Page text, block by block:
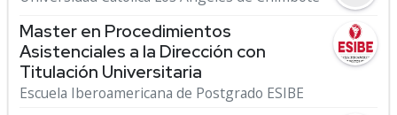
Master en Procedimientos
Asistenciales a la Dirección con
Titulación Universitaria
Escuela Iberoamericana de Postgrado ESIBE